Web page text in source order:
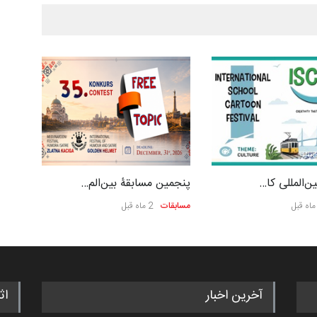
پنجمین مسابقۀ بین‌الم…
مسابقات 2 ماه قبل
کا…
آخرین اخبار